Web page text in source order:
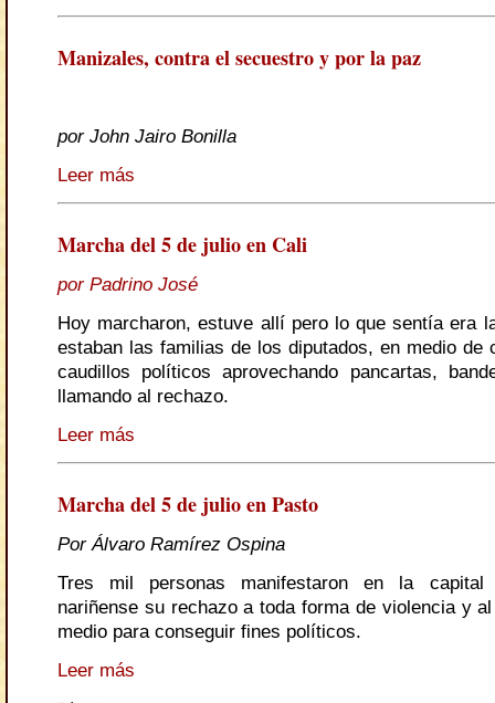
Manizales, contra el secuestro y por la paz
por John Jairo Bonilla
Leer más
Marcha del 5 de julio en Cali
por Padrino José
Hoy marcharon, estuve allí pero lo que sentía era
estaban las familias de los diputados, en medio de
caudillos políticos aprovechando pancartas,
llamando al rechazo.
Leer más
Marcha del 5 de julio en Pasto
Por Álvaro Ramírez Ospina
Tres mil personas manifestaron en la capital
nariñense su rechazo a toda forma de violencia y
medio para conseguir fines políticos.
Leer más